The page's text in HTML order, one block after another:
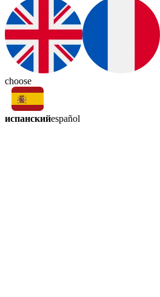
choose
испанскийespañol